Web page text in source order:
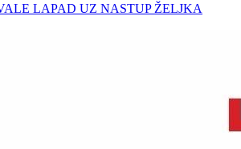
LAPAD UZ NASTUP ŽELJKA